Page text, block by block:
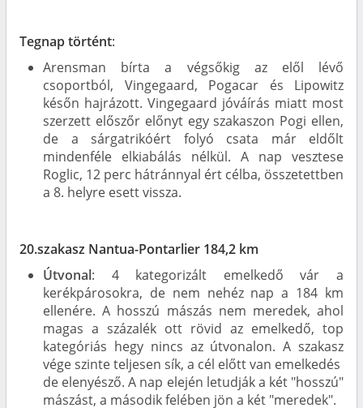
Tegnap történt:
Arensman bírta a végsőkig az elől lévő
csoportból, Vingegaard, Pogacar és Lipowitz
későn hajrázott. Vingegaard jóváírás miatt most
szerzett előszőr előnyt egy szakaszon Pogi ellen,
de a sárgatrikóért folyó csata már eldőlt
mindenféle elkiabálás nélkül. A nap vesztese
Roglic, 12 perc hátránnyal ért célba, összetettben
a 8. helyre esett vissza.
20.szakasz Nantua-Pontarlier 184,2 km
Útvonal: 4 kategorizált emelkedő vár a
kerékpárosokra, de nem nehéz nap a 184 km
ellenére. A hosszú mászás nem meredek, ahol
magas a százalék ott rövid az emelkedő, top
kategóriás hegy nincs az útvonalon. A szakasz
vége szinte teljesen sík, a cél előtt van emelkedés
de elenyésző. A nap elején letudják a két "hosszú"
mászást, a második felében jön a két "meredek".